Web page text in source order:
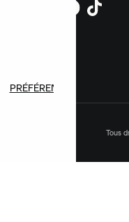
Tous
PRÉFÉRENCES